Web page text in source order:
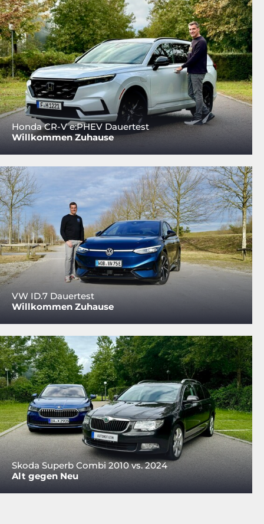
Honda CR-V e:PHEV Dauertest
Willkommen Zuhause
VW ID.7 Dauertest
Willkommen Zuhause
Skoda Superb Combi 2010 vs. 2024
Alt gegen Neu